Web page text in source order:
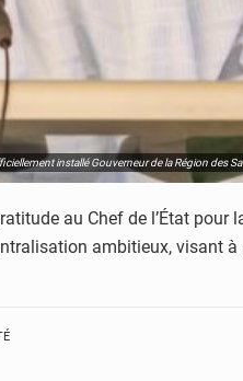
installé Gouverneur de la Région des
au Chef de l’État pour
ambitieux, visant